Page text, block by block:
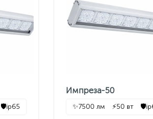
🛡️ip65
Импреза-50
✨7500 лм ⚡50 вт 🛡️